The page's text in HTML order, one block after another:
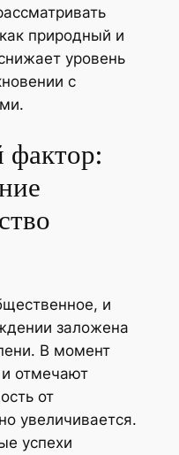
природный и
уровень
с
и
заложена
В момент
отмечают
от
увеличивается.
успехи